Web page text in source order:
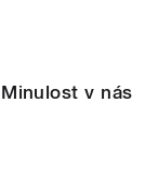
v nás